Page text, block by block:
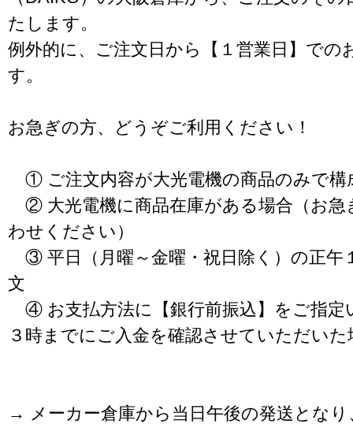
たします。
例外的に、ご注文日から【１営業日】での
す。
お急ぎの方、どうぞご利用ください！
① ご注文内容が大光電機の商品のみで構
② 大光電機に商品在庫がある場合（お急
わせください）
③ 平日（月曜～金曜・祝日除く）の正午
文
④ お支払方法に【銀行前振込】をご指定
３時までにご入金を確認させていただいた
→ メーカー倉庫から当日午後の発送となり